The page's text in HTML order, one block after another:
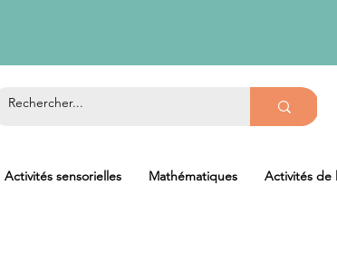
Activités sensorielles Mathématiques Activités de